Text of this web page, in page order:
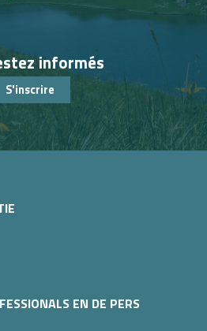
informés
S'inscrire
EN DE PERS